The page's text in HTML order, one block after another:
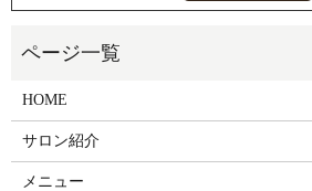
HOME
サロン紹介
メニュー